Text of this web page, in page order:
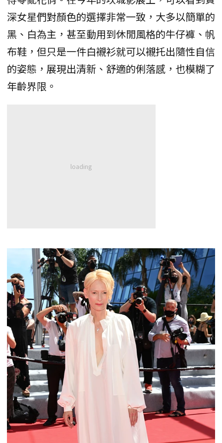
深女星們對顏色的選擇非常一致，大多以簡單的
黑、白為主，甚至動用到休閒風格的牛仔褲、帆
布鞋，但只是一件白襯衫就可以襯托出隨性自信
的姿態，展現出清新、舒適的俐落感，也模糊了
年齡界限。